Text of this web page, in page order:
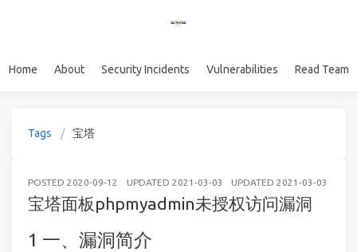
Home About Security Incidents Vulnerabilities Read Team
Tags 宝塔
POSTED 2020-09-12 UPDATED 2021-03-03 UPDATED 2021-03-03
宝塔面板phpmyadmin未授权访问漏洞
一、漏洞简介